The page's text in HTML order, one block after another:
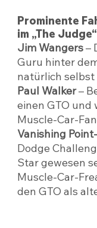
Prominente
im „The
Jim Wangers –
Guru hinter
natürlich selbst
Paul Walker –
einen GTO und
Muscle-Car-
Vanishing
Dodge
Star gewesen
Muscle-Car-
den GTO als